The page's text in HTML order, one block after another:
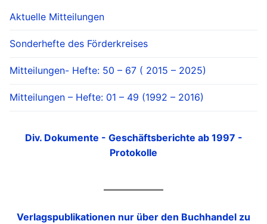
Aktuelle Mitteilungen
Sonderhefte des Förderkreises
Mitteilungen- Hefte: 50 – 67 ( 2015 – 2025)
Mitteilungen – Hefte: 01 – 49 (1992 – 2016)
Div. Dokumente - Geschäftsberichte ab 1997 -
Protokolle
Verlagspublikationen nur über den Buchhandel zu